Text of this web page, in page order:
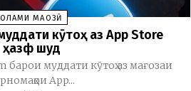
ОЛАМИ МАҶОЗӢ
кӯтоҳ аз App Store
ҳазф шуд
муддати кӯтоҳ аз мағозаи
App...